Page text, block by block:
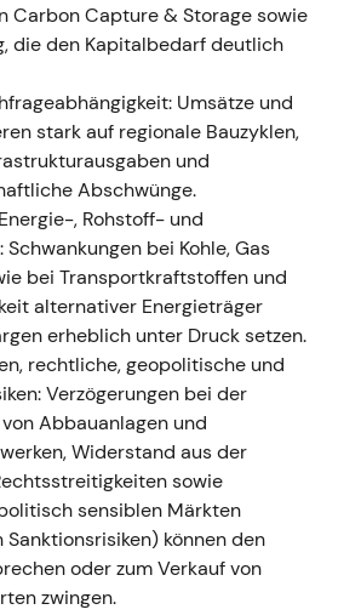
in der Ukraine und die
Energie- und
belasteten den gesamten
fror weitere Investitionen in
verbuchte
und Sonderbelastungen;
Preiserhöhungen
Konzernumsatz stieg 2022
die Margen gerieten jedoch
unter Druck
Investorenwahrnehmung
einer reinen
hin zu einer, die
in den
Bedenken hinsichtlich der
und regionaler Risiken
den Optimismus.
Phase mit Kursrücksetzern
Handel – der Markt bepreiste
und makroökonomische
Carbon Capture & Storage sowie
die den Kapitalbedarf deutlich
Umsätze und
stark auf regionale Bauzyklen,
und
Abschwünge.
, Rohstoff- und
Schwankungen bei Kohle, Gas
bei Transportkraftstoffen und
alternativer Energieträger
erheblich unter Druck setzen.
rechtliche, geopolitische und
Verzögerungen bei der
Abbauanlagen und
Widerstand aus der
sowie
sensiblen Märkten
können den
oder zum Verkauf von
zwingen.